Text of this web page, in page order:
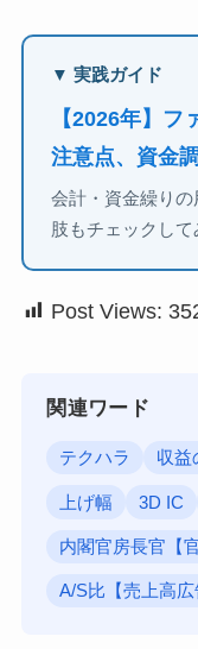
▼ 実践ガイド
【2026年】フ
注意点、資金
会計・資金繰り
肢もチェックして
Post Views:
関連ワード
テクハラ 収益
上げ幅 3D IC
内閣官房長官【
A/S比【売上高広